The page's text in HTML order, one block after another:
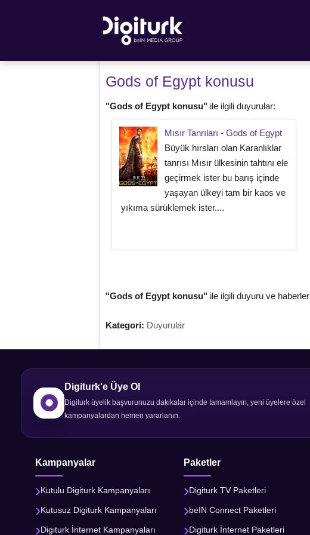
Gods of Egypt konusu
"Gods of Egypt konusu" ile ilgili duyurular:
Mısır Tanrıları - Gods of Egypt
Büyük hırsları olan Karanlıklar
tanrısı Mısır ülkesinin tahtını ele
geçirmek ister bu barış içinde
yaşayan ülkeyi tam bir kaos ve
yıkıma sürüklemek ister....
"Gods of Egypt konusu" ile ilgili duyuru ve haberler
Kategori: Duyurular
Digiturk'e Üye Ol
Digiturk üyelik başvurunuzu dakikalar içinde tamamlayın, yeni üyelere özel
kampanyalardan hemen yararlanın.
Kampanyalar
Kutulu Digiturk Kampanyaları
Kutusuz Digiturk Kampanyaları
Digiturk İnternet Kampanyaları
Paketler
Digiturk TV Paketleri
beIN Connect Paketleri
Digiturk İnternet Paketleri